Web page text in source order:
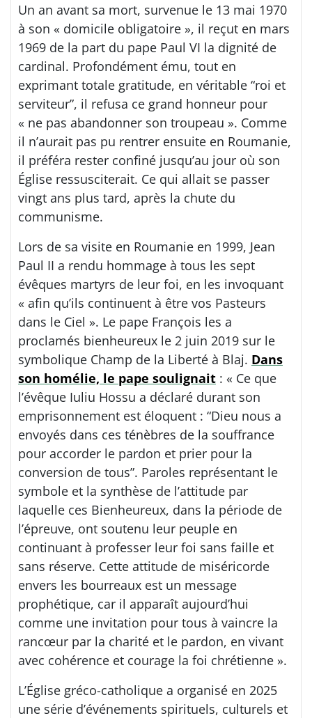
Un an avant sa mort, survenue le 13 mai 1970
à son « domicile obligatoire », il reçut en mars
1969 de la part du pape Paul VI la dignité de
cardinal. Profondément ému, tout en
exprimant totale gratitude, en véritable “roi et
serviteur”, il refusa ce grand honneur pour
« ne pas abandonner son troupeau ». Comme
il n’aurait pas pu rentrer ensuite en Roumanie,
il préféra rester confiné jusqu’au jour où son
Église ressusciterait. Ce qui allait se passer
vingt ans plus tard, après la chute du
communisme.
Lors de sa visite en Roumanie en 1999, Jean
Paul II a rendu hommage à tous les sept
évêques martyrs de leur foi, en les invoquant
« afin qu’ils continuent à être vos Pasteurs
dans le Ciel ». Le pape François les a
proclamés bienheureux le 2 juin 2019 sur le
symbolique Champ de la Liberté à Blaj. Dans
son homélie, le pape soulignait : « Ce que
l’évêque Iuliu Hossu a déclaré durant son
emprisonnement est éloquent : “Dieu nous a
envoyés dans ces ténèbres de la souffrance
pour accorder le pardon et prier pour la
conversion de tous”. Paroles représentant le
symbole et la synthèse de l’attitude par
laquelle ces Bienheureux, dans la période de
l’épreuve, ont soutenu leur peuple en
continuant à professer leur foi sans faille et
sans réserve. Cette attitude de miséricorde
envers les bourreaux est un message
prophétique, car il apparaît aujourd’hui
comme une invitation pour tous à vaincre la
rancœur par la charité et le pardon, en vivant
avec cohérence et courage la foi chrétienne ».
L’Église gréco-catholique a organisé en 2025
une série d’événements spirituels, culturels et